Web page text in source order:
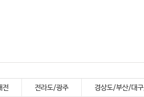
전 전라도/광주 경상도/부산/대